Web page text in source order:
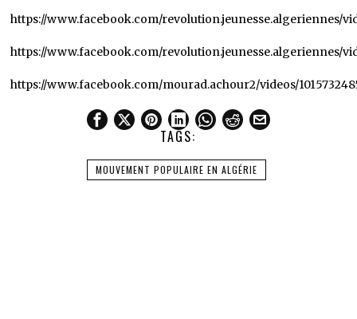
https://www.facebook.com/revolution.jeunesse.algeriennes/
https://www.facebook.com/revolution.jeunesse.algeriennes/
https://www.facebook.com/mourad.achour2/videos/
TAGS:
MOUVEMENT POPULAIRE EN ALGÉRIE